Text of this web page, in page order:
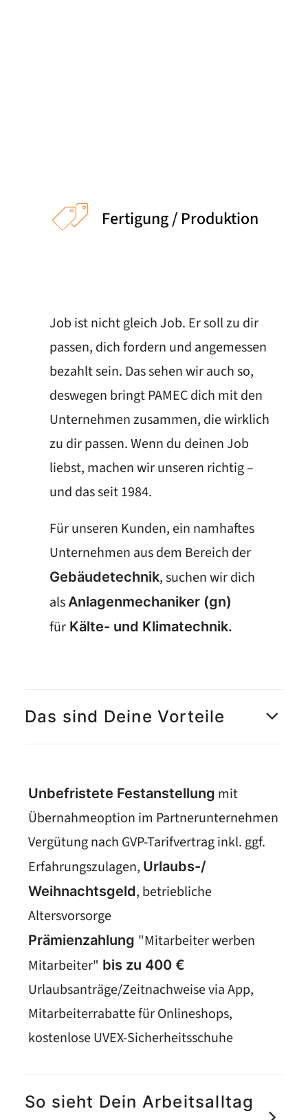
Fertigung / Produktion
Job ist nicht gleich Job. Er soll zu dir
passen, dich fordern und angemessen
bezahlt sein. Das sehen wir auch so,
deswegen bringt PAMEC dich mit den
Unternehmen zusammen, die wirklich
zu dir passen. Wenn du deinen Job
liebst, machen wir unseren richtig –
und das seit 1984.
Für unseren Kunden, ein namhaftes
Unternehmen aus dem Bereich der
Gebäudetechnik, suchen wir dich
alsAnlagenmechaniker (gn)
für Kälte- und Klimatechnik.
Das sind Deine Vorteile
Unbefristete Festanstellung mit
Übernahmeoption im Partnerunternehmen
Vergütung nach GVP-Tarifvertrag inkl. ggf.
Erfahrungszulagen, Urlaubs-/
Weihnachtsgeld, betriebliche
Altersvorsorge
Prämienzahlung "Mitarbeiter werben
Mitarbeiter" bis zu 400 €
Urlaubsanträge/Zeitnachweise via App,
Mitarbeiterrabatte für Onlineshops,
kostenlose UVEX-Sicherheitsschuhe
So sieht Dein Arbeitsalltag